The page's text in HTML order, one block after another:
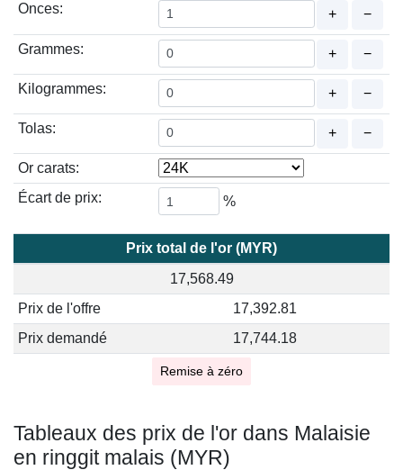
Onces:
+ −
Grammes: + −
Kilogrammes: + −
Tolas: + −
Or carats:
Écart de prix:
%
Prix total de l'or (MYR)
17,568.49
Prix de l'offre
17,392.81
Prix demandé
17,744.18
Remise à zéro
Tableaux des prix de l'or dans Malaisie
en ringgit malais (MYR)